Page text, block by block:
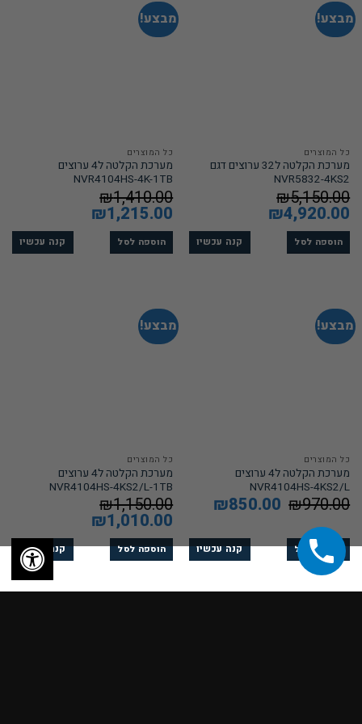
מבצע!
כל המוצרים
מערכת הקלטה ל32 ערוצים דגם
NVR5832-4KS2
₪5,150.00
המחיר
המקורי
היה:
₪5,150.00.
₪4,920.00 המחיר
הנוכחי
₪4,920.00. הוספה לסל קנה עכשיו
מבצע!
כל המוצרים
מערכת הקלטה ל4 ערוצים
NVR4104HS-4K-1TB
₪1,410.00
המחיר
המקורי
היה:
₪1,410.00.
₪1,215.00 המחיר
הנוכחי
₪1,215.00. הוספה לסל קנה עכשיו
מבצע!
כל המוצרים
מערכת הקלטה ל4 ערוצים
NVR4104HS-4KS2/L
₪970.00 המחיר
המקורי ₪850.00 המחיר
הנוכחי
הוספה לסל קנה עכשיו
מבצע!
כל המוצרים
מערכת הקלטה ל4 ערוצים
NVR4104HS-4KS2/L-1TB
₪1,150.00
המחיר
המקורי
היה:
₪1,150.00.
₪1,010.00 המחיר
הנוכחי
₪1,010.00. הוספה לסל קנה עכשיו